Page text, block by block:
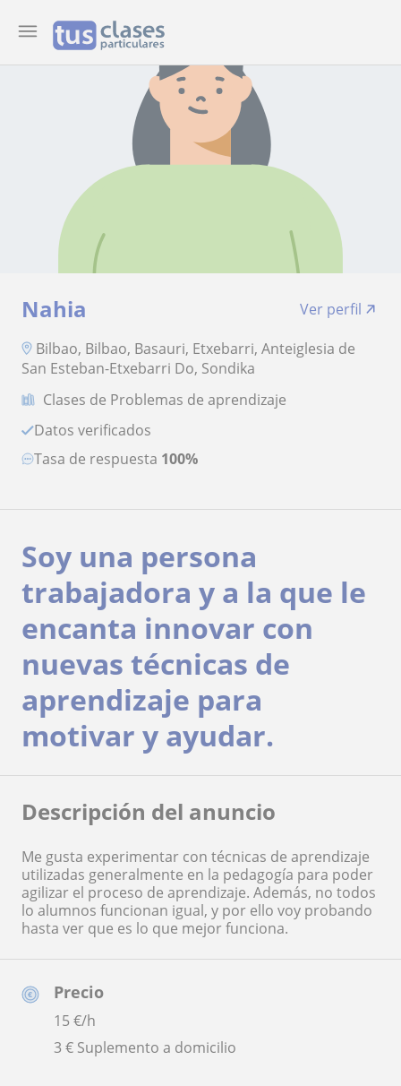
Nahia
Ver perfil
Bilbao, Bilbao, Basauri, Etxebarri, Anteiglesia de
San Esteban-Etxebarri Do, Sondika
Clases de Problemas de aprendizaje
Datos verificados
Tasa de respuesta 100%
Precio
15€/h
3 € Suplemento a domicilio
Soy una persona
trabajadora y a la que le
encanta innovar con
nuevas técnicas de
aprendizaje para
motivar y ayudar.
Descripción del anuncio
Me gusta experimentar con técnicas de aprendizaje
utilizadas generalmente en la pedagogía para poder
agilizar el proceso de aprendizaje. Además, no todos
lo alumnos funcionan igual, y por ello voy probando
hasta ver que es lo que mejor funciona.